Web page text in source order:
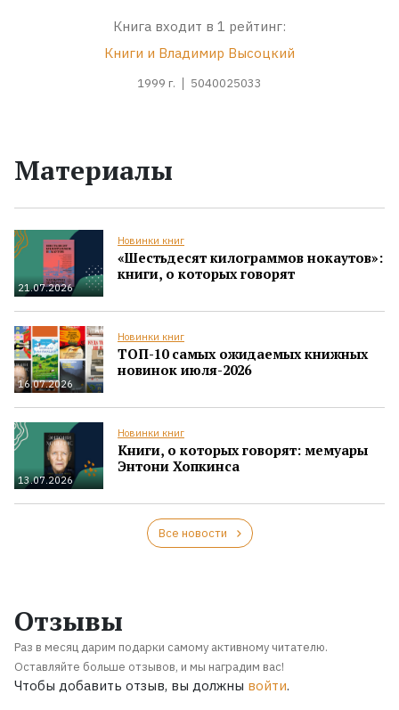
Книга входит в 1 рейтинг:
Книги и Владимир Высоцкий
1999 г. 5040025033
Материалы
21.07.2026
Новинки книг
«Шестьдесят килограммов нокаутов»:
книги, о которых говорят
16.07.2026
Новинки книг
ТОП-10 самых ожидаемых книжных
новинок июля-2026
13.07.2026
Новинки книг
Книги, о которых говорят: мемуары
Энтони Хопкинса
Все новости
Отзывы
Раз в месяц дарим подарки самому активному читателю.
Оставляйте больше отзывов, и мы наградим вас!
Чтобы добавить отзыв, вы должны войти.